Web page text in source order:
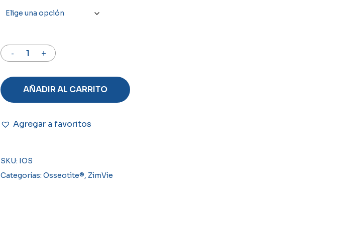
AÑADIR AL CARRITO
Agregar a favoritos
SKU: IOS
Categorías: Osseotite®, ZimVie